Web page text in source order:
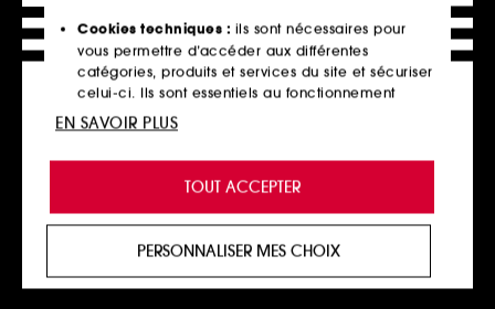
Ajouter au panier Ajouter au panier
NARCISO RODRIGUEZ
For Her
Edition limitée
GIVENCHY
Gentleman Society
Cookies techniques : ils sont nécessaires pour
vous permettre d’accéder aux différentes
catégories, produits et services du site et sécuriser
celui-ci. Ils sont essentiels au fonctionnement
technique du site et ne peuvent être désactivés.
de vous offrir une expérience enrichie et
personnalisée en vous recommandant des
produits, des services et des contenus qui
proposer des offres promotionnelles adaptées à
votre profil.
TOUT ACCEPTER
PERSONNALISER MES CHOIX
EN SAVOIR PLUS